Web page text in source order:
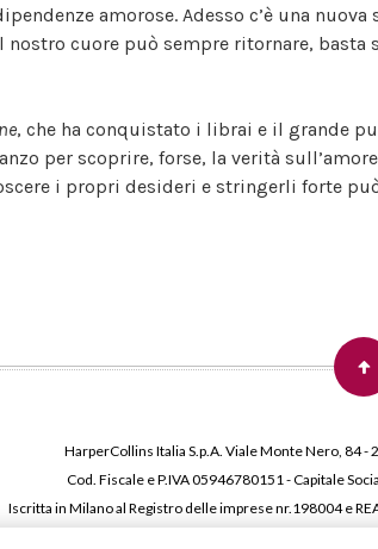
amorose. Adesso c’è una nuova
nostro cuore può sempre ritornare, basta
, che ha conquistato i librai e il grande
per scoprire, forse, la verità
i propri desideri e stringerli forte
HarperCollins Italia S.p.A. Viale Monte Nero, 84 -
Cod. Fiscale e P.IVA 05946780151 - Capitale
Iscritta in Milano al Registro delle imprese nr.198004 e